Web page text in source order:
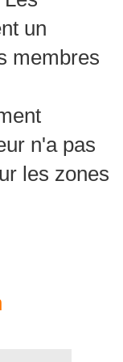
un
membres
n'a pas
les zones